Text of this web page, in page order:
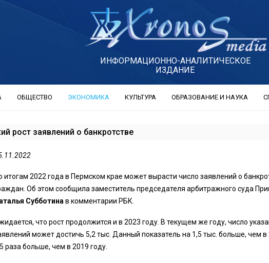
ИНФОРМАЦИОННО-АНАЛИТИЧЕСКОЕ
ИЗДАНИЕ
ОБЩЕСТВО ЭКОНОМИКА КУЛЬТУРА ОБРАЗОВАНИЕ И НАУКА
рост заявлений о банкротстве
итогам 2022 года в Пермском крае может вырасти число заявлений о
Об этом сообщила заместитель председателя арбитражного суда
Субботинав комментарии РБК.
что рост продолжится и в 2023 году. В текущем же году, число
может достичь 5,2 тыс. Данный показатель на 1,5 тыс. больше, чем в
раза больше, чем в 2019 году.